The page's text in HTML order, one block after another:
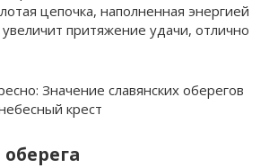
цепочка, наполненная энергией
притяжение удачи, отлично
Значение славянских оберегов
крест